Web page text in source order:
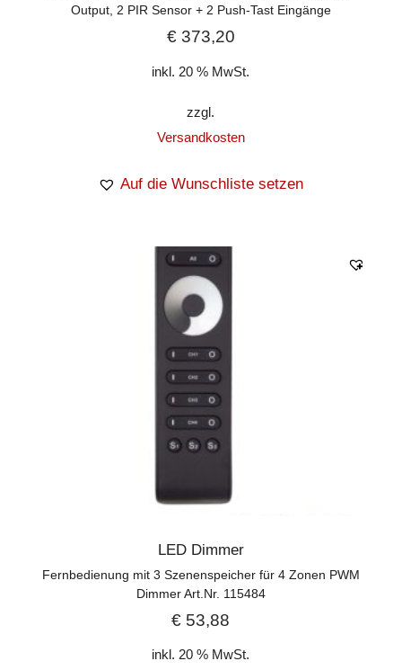
Output, 2 PIR Sensor + 2 Push-Tast Eingänge
€373,20
inkl. 20 % MwSt.
zzgl.
Versandkosten
Auf die Wunschliste setzen
LED Dimmer
Fernbedienung mit 3 Szenenspeicher für 4 Zonen PWM
Dimmer Art.Nr. 115484
€ 53,88
inkl. 20 % MwSt.